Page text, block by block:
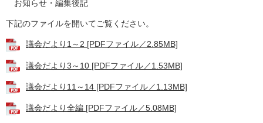
お知らせ・編集後記
下記のファイルを開いてご覧ください。
議会だより1～2 [PDFファイル／2.85MB]
議会だより3～10 [PDFファイル／1.53MB]
議会だより11～14 [PDFファイル／1.13MB]
議会だより全編 [PDFファイル／5.08MB]